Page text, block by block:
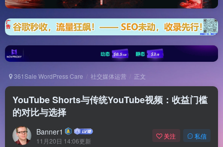
361Sale WordPress Care 社交媒体运营 正文
YouTube Shorts与传统YouTube视频：收益门槛
的对比与选择
Banner1
11月20日 14:06更新
关注 私信